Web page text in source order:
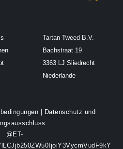
Tartan Tweed B.V.
Bachstraat 19
3363 LJ Sliedrecht
Niederlande
Datenschutz und
@ET-